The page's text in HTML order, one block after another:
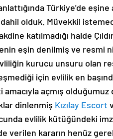
Türkiye'de eşine
olduk. Müvekkil
katılmadığı halde
eşin denilmiş ve resmi
kurucu unsuru olan
için evlilik en
açmış olduğumuz
dinlenmiş Kızılay Escort
evlilik kütüğündeki
verilen kararın henüz